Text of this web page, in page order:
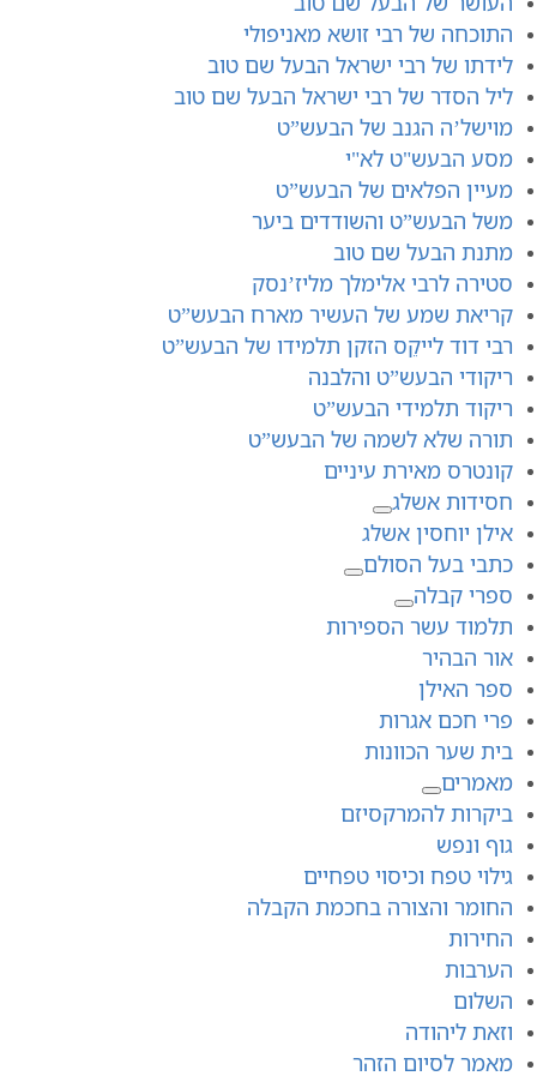
התוכחה של רבי זושא מאניפולי
לידתו של רבי ישראל הבעל שם טוב
ליל הסדר של רבי ישראל הבעל שם טוב
מוישל’ה הגנב של הבעש”ט
מסע הבעש"ט לא"י
מעיין הפלאים של הבעש”ט
משל הבעש”ט והשודדים ביער
מתנת הבעל שם טוב
סטירה לרבי אלימלך מליז’נסק
קריאת שמע של העשיר מארח הבעש”ט
רבי דוד לייקֵס הזקן תלמידו של הבעש”ט
ריקודי הבעש”ט והלבנה
ריקוד תלמידי הבעש”ט
תורה שלא לשמה של הבעש”ט
קונטרס מאירת עיניים
חסידות אשלג
אילן יוחסין אשלג
כתבי בעל הסולם
ספרי קבלה
תלמוד עשר הספירות
אור הבהיר
ספר האילן
פרי חכם אגרות
בית שער הכוונות
מאמרים
ביקרות להמרקסיזם
גוף ונפש
גילוי טפח וכיסוי טפחיים
החומר והצורה בחכמת הקבלה
החירות
הערבות
השלום
וזאת ליהודה
מאמר לסיום הזהר